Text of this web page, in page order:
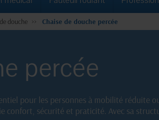
douche Chaise de douche percée
percée
pour les personnes à mobilité réduite
sécurité et praticité. Avec sa